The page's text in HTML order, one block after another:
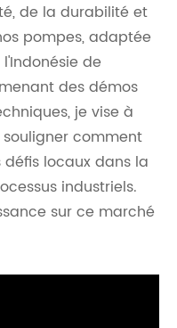
de la durabilité et
pompes, adaptée
de
des démos
je vise à
comment
locaux dans la
industriels.
sur ce marché